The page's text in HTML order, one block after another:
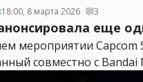
18:00, 8 марта 2026 3
еще
мероприятии Capcom
совместно с